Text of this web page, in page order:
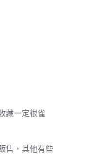
藏一定很雀
售，其他有些